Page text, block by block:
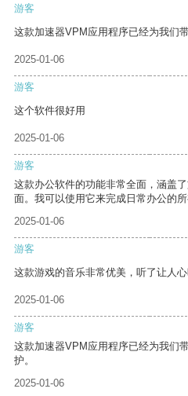
游客
这款加速器VPM应用程序已经为我们
2025-01-06
游客
这个软件很好用
2025-01-06
游客
这款办公软件的功能非常全面，涵盖
面。我可以使用它来完成日常办公的所
2025-01-06
游客
这款游戏的音乐非常优美，听了让人心
2025-01-06
游客
这款加速器VPM应用程序已经为我们
护。
2025-01-06